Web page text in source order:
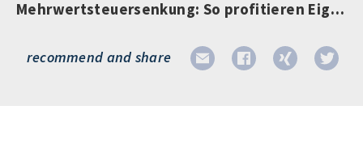
Mehrwertsteuersenkung: So profitieren Eigentümer und Bauherren
recommend and share